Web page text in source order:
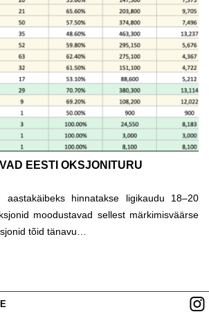
EESTI OKSJONITURU
aastakäibeks hinnatakse ligikaudu 18–20
moodustavad sellest märkimisväärse
tõid tänavu…